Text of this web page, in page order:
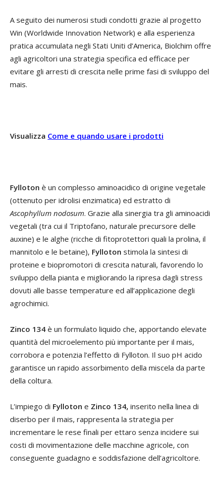
A seguito dei numerosi studi condotti grazie al progetto
Win (Worldwide Innovation Network) e alla esperienza
pratica accumulata negli Stati Uniti d’America, Biolchim offre
agli agricoltori una strategia specifica ed efficace per
evitare gli arresti di crescita nelle prime fasi di sviluppo del
mais.
Visualizza Come e quando usare i prodotti
Fylloton è un complesso aminoacidico di origine vegetale
(ottenuto per idrolisi enzimatica) ed estratto di
Ascophyllum nodosum. Grazie alla sinergia tra gli aminoacidi
vegetali (tra cui il Triptofano, naturale precursore delle
auxine) e le alghe (ricche di fitoprotettori quali la prolina, il
mannitolo e le betaine), Fylloton stimola la sintesi di
proteine e biopromotori di crescita naturali, favorendo lo
sviluppo della pianta e migliorando la ripresa dagli stress
dovuti alle basse temperature ed all’applicazione degli
agrochimici.
Zinco 134 è un formulato liquido che, apportando elevate
quantità del microelemento più importante per il mais,
corrobora e potenzia l’effetto di Fylloton. Il suo pH acido
garantisce un rapido assorbimento della miscela da parte
della coltura.
L’impiego di Fylloton e Zinco 134, inserito nella linea di
diserbo per il mais, rappresenta la strategia per
incrementare le rese finali per ettaro senza incidere sui
costi di movimentazione delle macchine agricole, con
conseguente guadagno e soddisfazione dell’agricoltore.